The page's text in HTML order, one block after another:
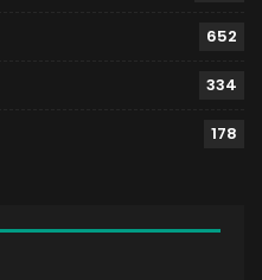
652
334
178